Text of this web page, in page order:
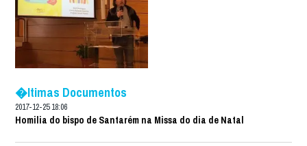
�ltimas Documentos
2017-12-25 18:06
Homilia do bispo de Santarém na Missa do dia de Natal